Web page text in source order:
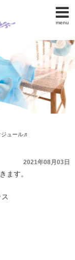
menu
ュール♬
2021年08月03日
ます。